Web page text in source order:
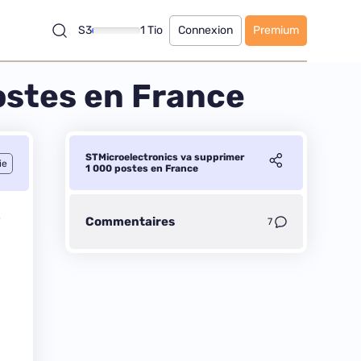
S3 1 Tio Connexion Premium
en France
STMicroelectronics va supprimer
1 000 postes en France
Commentaires 7